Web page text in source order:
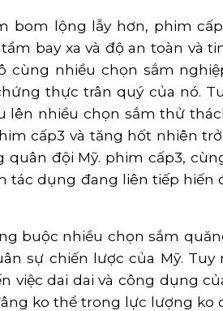
bom lộng lẫy hơn, phim
bay xa và độ an toàn và
nhiều chọn sắm
thực trân quý của nó.
nhiều chọn sắm thử
cấp3 và tăng hốt nhiên
đội Mỹ. phim cấp3,
dụng đang liên tiếp hiến
buộc nhiều chọn sắm
sự chiến lược của Mỹ.
dai dai và công dụng
ko thể trong lực lượng ko